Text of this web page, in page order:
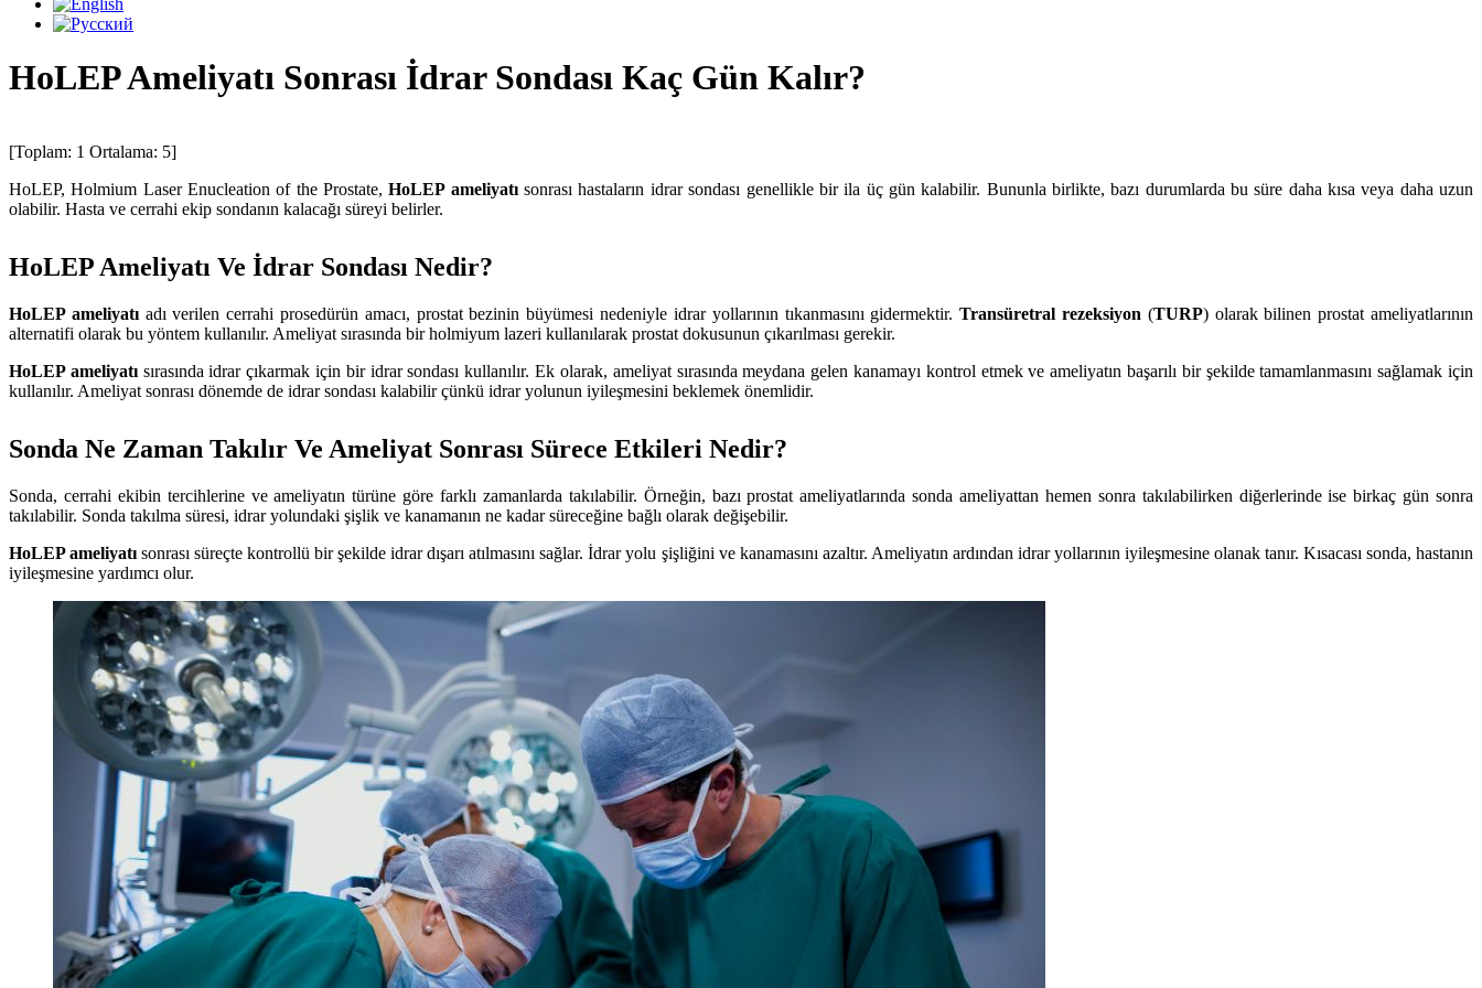
HoLEP Ameliyatı Sonrası İdrar Sondası Kaç Gün Kalır?
[Toplam: 1 Ortalama: 5]
HoLEP, Holmium Laser Enucleation of the Prostate,HoLEP ameliyatısonrası hastaların idrar sondası genellikle bir ila üç gün kalabilir. Bununla birlikte, bazı durumlarda bu süre daha kısa veya daha uzun
olabilir. Hasta ve cerrahi ekip sondanın kalacağı süreyi belirler.
HoLEP Ameliyatı Ve İdrar Sondası Nedir?
HoLEP ameliyatı adı verilen cerrahi prosedürün amacı, prostat bezinin büyümesi nedeniyle idrar yollarının tıkanmasını gidermektir.Transüretral rezeksiyon (TURP) olarak bilinen prostat ameliyatlarının
alternatifi olarak bu yöntem kullanılır. Ameliyat sırasında bir holmiyum lazeri kullanılarak prostat dokusunun çıkarılması gerekir.
HoLEP ameliyatısırasında idrar çıkarmak için bir idrar sondası kullanılır. Ek olarak, ameliyat sırasında meydana gelen kanamayı kontrol etmek ve ameliyatın başarılı bir şekilde tamamlanmasını sağlamak için
kullanılır. Ameliyat sonrası dönemde de idrar sondası kalabilir çünkü idrar yolunun iyileşmesini beklemek önemlidir.
Sonda Ne Zaman Takılır Ve Ameliyat Sonrası Sürece Etkileri Nedir?
Sonda, cerrahi ekibin tercihlerine ve ameliyatın türüne göre farklı zamanlarda takılabilir. Örneğin, bazı prostat ameliyatlarında sonda ameliyattan hemen sonra takılabilirken diğerlerinde ise birkaç gün sonra
takılabilir. Sonda takılma süresi, idrar yolundaki şişlik ve kanamanın ne kadar süreceğine bağlı olarak değişebilir.
HoLEP ameliyatı sonrası süreçte kontrollü bir şekilde idrar dışarı atılmasını sağlar. İdrar yolu şişliğini ve kanamasını azaltır. Ameliyatın ardından idrar yollarının iyileşmesine olanak tanır. Kısacası sonda, hastanın
iyileşmesine yardımcı olur.